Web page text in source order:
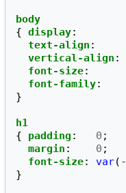
body
{ display:
text-align :
vertical-align :
font-size:
font-family:
}
h1
{
padding : 0 ;
margin : 0 ;
font-size: var(
}